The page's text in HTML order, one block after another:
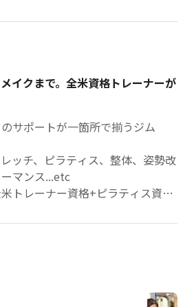
イクまで。全米資格トレーナーが
サポートが一箇所で揃うジム
ッチ、ピラティス、整体、姿勢改
マンス...etc
トレーナー資格+ピラティス資格
在の姿勢などを分析したうえで、
い科学的根拠に基づいた指導を提
験ください。